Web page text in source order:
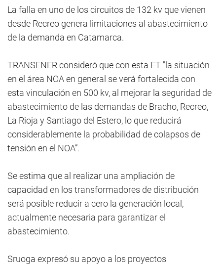
La falla en uno de los circuitos de 132 kv que vienen
desde Recreo genera limitaciones al abastecimiento
de la demanda en Catamarca.
TRANSENER consideró que con esta ET "la situación
en el área NOA en general se verá fortalecida con
esta vinculación en 500 kv, al mejorar la seguridad de
abastecimiento de las demandas de Bracho, Recreo,
La Rioja y Santiago del Estero, lo que reducirá
considerablemente la probabilidad de colapsos de
tensión en el NOA”.
Se estima que al realizar una ampliación de
capacidad en los transformadores de distribución
será posible reducir a cero la generación local,
actualmente necesaria para garantizar el
abastecimiento.
Sruoga expresó su apoyo a los proyectos